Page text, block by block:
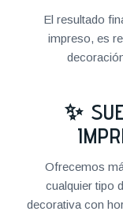
El resultado
impreso, es
✨
Ofrecemos
cualquier tipo
decorativa con